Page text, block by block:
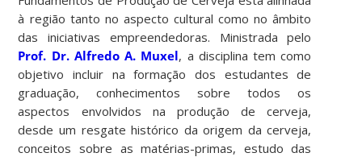
à região tanto no aspecto cultural como no âmbito
das iniciativas empreendedoras. Ministrada pelo
Prof. Dr. Alfredo A. Muxel, a disciplina tem como
objetivo incluir na formação dos estudantes de
graduação, conhecimentos sobre todos os
aspectos envolvidos na produção de cerveja,
desde um resgate histórico da origem da cerveja,
conceitos sobre as matérias-primas, estudo das